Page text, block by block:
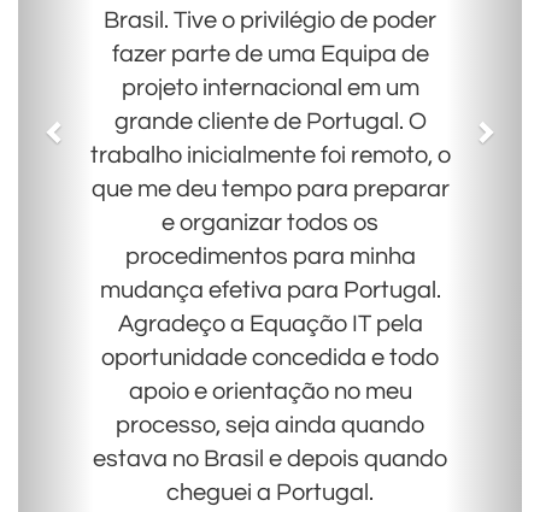
Brasil. Tive o privilégio de poder
fazer parte de uma Equipa de
projeto internacional em um
grande cliente de Portugal. O
trabalho inicialmente foi remoto, o
que me deu tempo para preparar
e organizar todos os
procedimentos para minha
mudança efetiva para Portugal.
Agradeço a Equação IT pela
oportunidade concedida e todo
apoio e orientação no meu
processo, seja ainda quando
estava no Brasil e depois quando
cheguei a Portugal.